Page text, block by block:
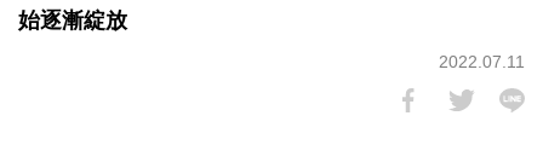
始逐漸綻放
2022.07.11